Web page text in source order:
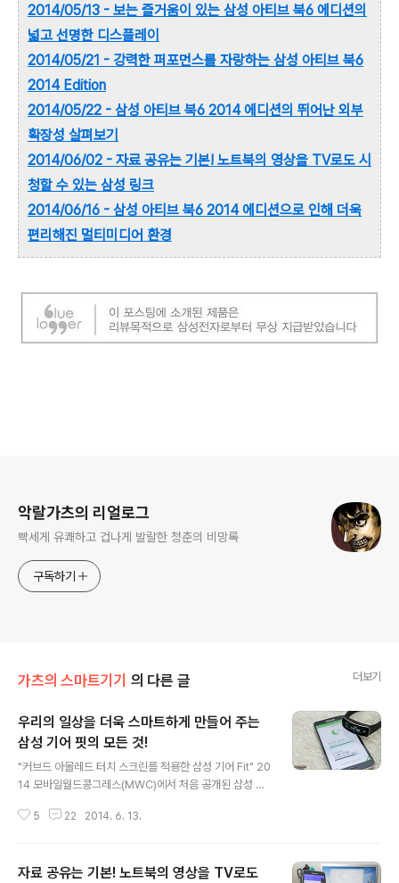
2014/05/13 - 보는 즐거움이 있는 삼성 아티브 북6 에디션의
넓고 선명한 디스플레이
2014/05/21 - 강력한 퍼포먼스를 자랑하는 삼성 아티브 북6
2014 Edition
2014/05/22 - 삼성 아티브 북6 2014 에디션의 뛰어난 외부
확장성 살펴보기
2014/06/02 - 자료 공유는 기본! 노트북의 영상을 TV로도 시
청할 수 있는 삼성 링크
2014/06/16 - 삼성 아티브 북6 2014 에디션으로 인해 더욱
편리해진 멀티미디어 환경
악랄가츠의 리얼로그
빡세게 유쾌하고 겁나게 발랄한 청춘의 비망록
구독하기
가츠의 스마트기기 의 다른 글 더보기
우리의 일상을 더욱 스마트하게 만들어 주는
삼성 기어 핏의 모든 것!
"커브드 아몰레드 터치 스크린를 적용한 삼성 기어 Fit" 20
14 모바일월드콩그레스(MWC)에서 처음 공개된 삼성 기
있는 착용감과 세련된 디자인을 보여 준 신개념 웨어러블
3, 갤럭시 Note3, 갤럭시 Note2, 갤럭시 Note PRO, 갤
5 22 2014. 6. 13.
자료 공유는 기본! 노트북의 영상을 TV로도